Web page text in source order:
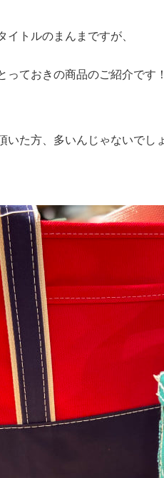
イトルのまんまですが、
っておきの商品のご紹介です！
いた方、多いんじゃないでし